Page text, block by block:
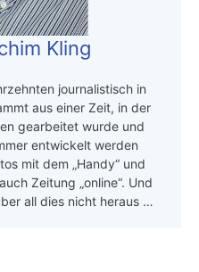
Kling
journalistisch in
aus einer Zeit, in der
gearbeitet wurde und
entwickelt werden
mit dem „Handy“ und
Zeitung „online“. Und
all dies nicht heraus …